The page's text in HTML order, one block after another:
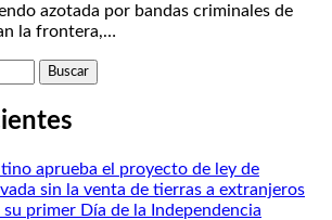
azotada por bandas criminales de
la frontera,…
aprueba el proyecto de ley de
sin la venta de tierras a extranjeros
su primer Día de la Independencia